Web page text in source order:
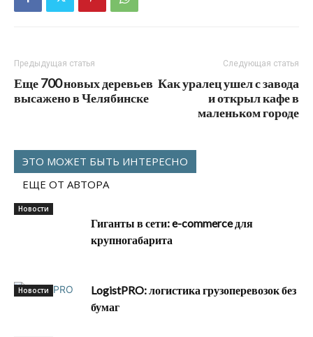
Предыдущая статья
Еще 700 новых деревьев
высажено в Челябинске
Следующая статья
Как уралец ушел с завода
и открыл кафе в
маленьком городе
ЭТО МОЖЕТ БЫТЬ ИНТЕРЕСНО
ЕЩЕ ОТ АВТОРА
Новости
Гиганты в сети: e-commerce для
крупногабарита
Новости
LogistPRO: логистика грузоперевозок без
бумаг